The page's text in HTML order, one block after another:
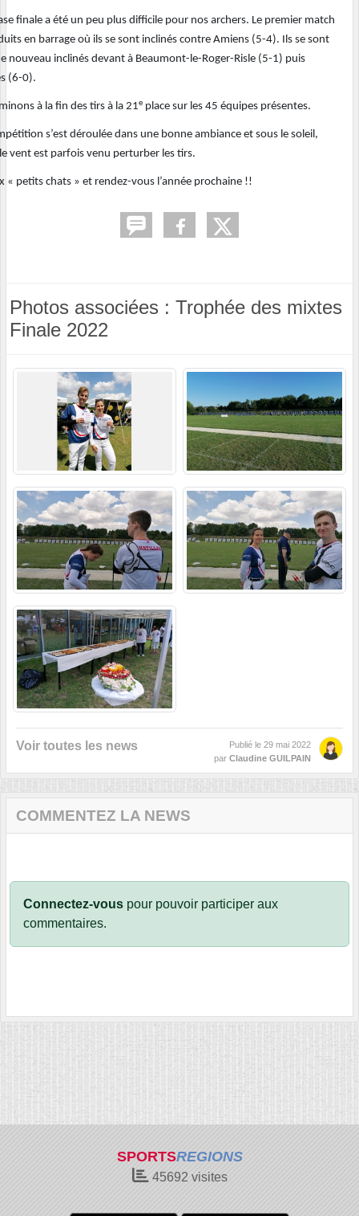
finale a été un peu plus difficile pour nos archers. Le premier match
en barrage où ils se sont inclinés contre Amiens (5-4). Ils se sont
nouveau inclinés devant à Beaumont-le-Roger-Risle (5-1) puis
(6-0).
à la fin des tirs à la 21e place sur les 45 équipes présentes.
s’est déroulée dans une bonne ambiance et sous le soleil,
vent est parfois venu perturber les tirs.
« petits chats » et rendez-vous l’année prochaine !!
Photos associées : Trophée des mixtes
Finale 2022
Voir toutes les news Publié le 29 mai 2022
par Claudine GUILPAIN
COMMENTEZ LA NEWS
Connectez-vous pour pouvoir participer aux
commentaires.
SPORTSREGIONS
45692 visites